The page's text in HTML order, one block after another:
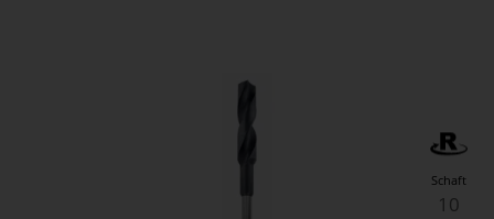
Schaft
10